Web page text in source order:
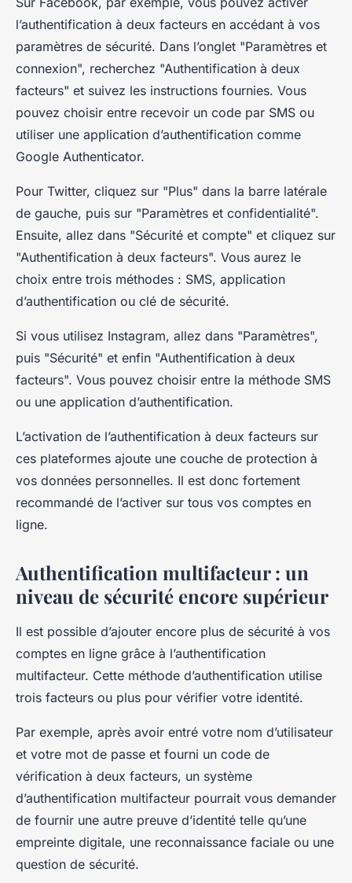
l’authentification à deux facteurs en accédant à vos
paramètres de sécurité. Dans l’onglet "Paramètres et
connexion", recherchez "Authentification à deux
facteurs" et suivez les instructions fournies. Vous
pouvez choisir entre recevoir un code par SMS ou
utiliser une application d’authentification comme
Google Authenticator.
Pour Twitter, cliquez sur "Plus" dans la barre latérale
de gauche, puis sur "Paramètres et confidentialité".
Ensuite, allez dans "Sécurité et compte" et cliquez sur
"Authentification à deux facteurs". Vous aurez le
choix entre trois méthodes : SMS, application
d’authentification ou clé de sécurité.
Si vous utilisez Instagram, allez dans "Paramètres",
puis "Sécurité" et enfin "Authentification à deux
facteurs". Vous pouvez choisir entre la méthode SMS
ou une application d’authentification.
L’activation de l’authentification à deux facteurs sur
ces plateformes ajoute une couche de protection à
vos données personnelles. Il est donc fortement
recommandé de l’activer sur tous vos comptes en
ligne.
Authentification multifacteur : un
niveau de sécurité encore supérieur
Il est possible d’ajouter encore plus de sécurité à vos
comptes en ligne grâce à l’authentification
multifacteur. Cette méthode d’authentification utilise
trois facteurs ou plus pour vérifier votre identité.
Par exemple, après avoir entré votre nom d’utilisateur
et votre mot de passe et fourni un code de
vérification à deux facteurs, un système
d’authentification multifacteur pourrait vous demander
de fournir une autre preuve d’identité telle qu’une
empreinte digitale, une reconnaissance faciale ou une
question de sécurité.